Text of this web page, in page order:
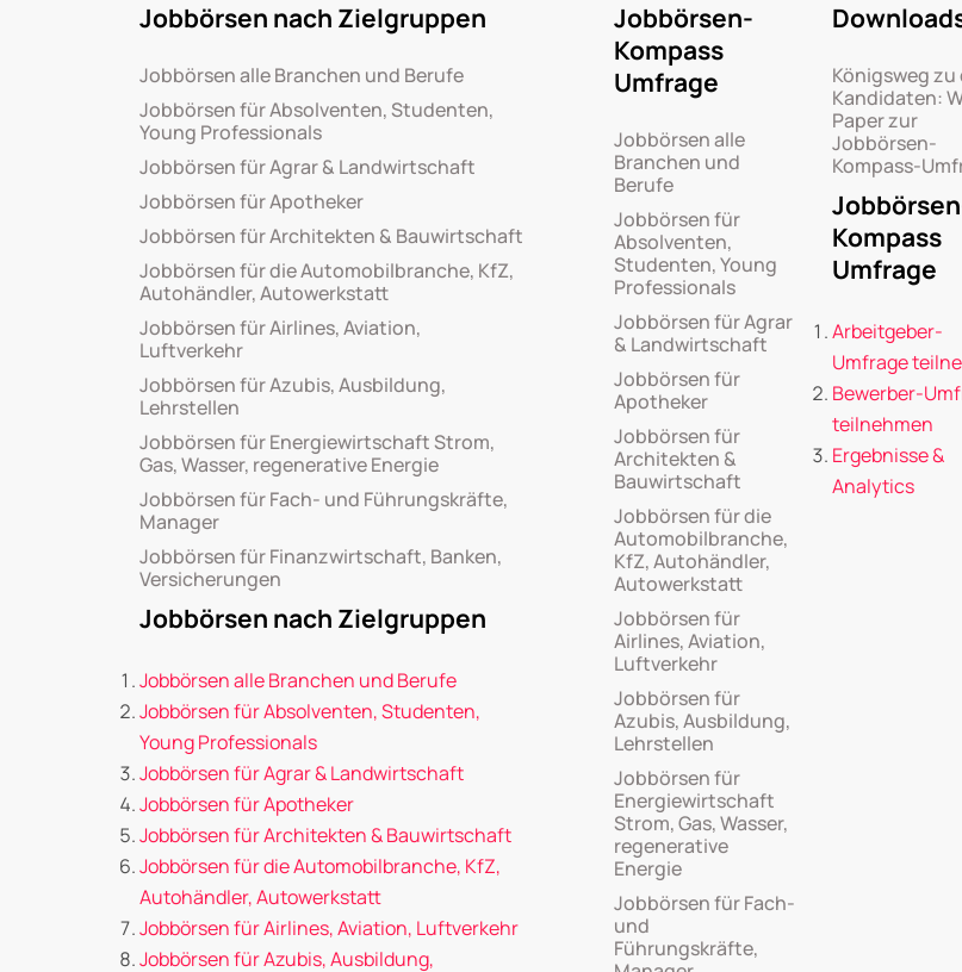
Jobbörsen nach Zielgruppen
Jobbörsen alle Branchen und Berufe
Jobbörsen für Absolventen, Studenten,
Young Professionals
Jobbörsen für Agrar & Landwirtschaft
Jobbörsen für Apotheker
Jobbörsen für Architekten & Bauwirtschaft
Jobbörsen für die Automobilbranche, KfZ,
Autohändler, Autowerkstatt
Jobbörsen für Airlines, Aviation,
Luftverkehr
Jobbörsen für Azubis, Ausbildung,
Lehrstellen
Jobbörsen für Energiewirtschaft Strom,
Gas, Wasser, regenerative Energie
Jobbörsen für Fach- und Führungskräfte,
Manager
Jobbörsen für Finanzwirtschaft, Banken,
Versicherungen
Jobbörsen nach Zielgruppen
Jobbörsen alle Branchen und Berufe
Jobbörsen für Absolventen, Studenten,
Young Professionals
Jobbörsen für Agrar & Landwirtschaft
Jobbörsen für Apotheker
Jobbörsen für Architekten & Bauwirtschaft
Jobbörsen für die Automobilbranche, KfZ,
Autohändler, Autowerkstatt
Jobbörsen für Airlines, Aviation, Luftverkehr
Jobbörsen für Azubis, Ausbildung,
Jobbörsen-
Kompass
Umfrage
Jobbörsen alle
Branchen und
Berufe
Jobbörsen für
Absolventen,
Studenten, Young
Professionals
Jobbörsen für Agrar
& Landwirtschaft
Jobbörsen für
Apotheker
Jobbörsen für
Architekten &
Bauwirtschaft
Jobbörsen für die
Automobilbranche,
KfZ, Autohändler,
Autowerkstatt
Jobbörsen für
Airlines, Aviation,
Luftverkehr
Jobbörsen für
Azubis, Ausbildung,
Lehrstellen
Jobbörsen für
Energiewirtschaft
Strom, Gas, Wasser,
regenerative
Energie
Jobbörsen für Fach-
und
Führungskräfte,
Königsweg zu
Kandidaten:
Paper zur
Jobbörsen-
Kompass-
Kompass
Umfrage
Arbeitgeber-
Umfrage
Bewerber-
teilnehmen
Ergebnisse &
Analytics